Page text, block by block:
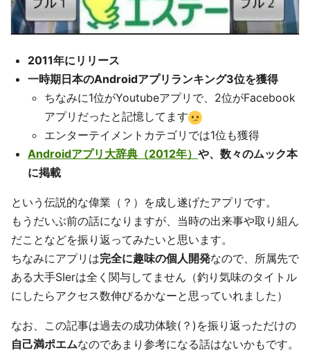
2011年にリリース
一時期日本のAndroidアプリランキング3位を獲得
ちなみに1位がYoutubeアプリで、2位がFacebook
アプリだったと記憶してます
エンターテイメントカテゴリでは1位も獲得
Androidアプリ大辞典（2012年） や、数々のムック本
に掲載
という伝説的な偉業（？）を成し遂げたアプリです。
もうだいぶ前の話になりますが、当時の出来事や取り組ん
だことなどを振り返ってみたいと思います。
ちなみにアプリは完全に趣味の個人開発なので、所属先で
ある大手SIerは全く関与してません（釣り気味のタイトル
にしたらアクセス数伸びるかなーと思っていれました）
なお、この記事は過去の成功体験(？)を振り返っただけの
自己満ポエムなのであまり参考になる話はないかもです。